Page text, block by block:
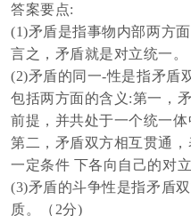
答案要点:
(1)矛盾是指事物内部两方
言之，矛盾就是对立统一。
(2)矛盾的同一-性是指矛盾
包括两方面的含义:第一，
前提，并共处于一个统一体
第二，矛盾双方相互贯通
一定条件 下各向自己的对
(3)矛盾的斗争性是指矛盾
质。
（ 2分)